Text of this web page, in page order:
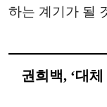
하는 계기가 될
권희백, ‘대